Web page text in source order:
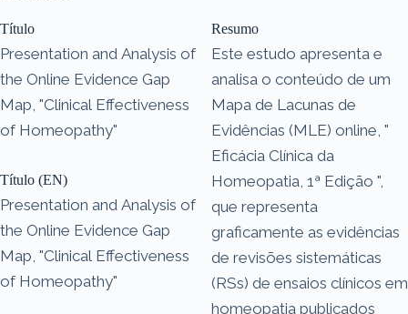
Título
Presentation and Analysis of
the Online Evidence Gap
Map, "Clinical Effectiveness
of Homeopathy"
Título (EN)
Presentation and Analysis of
the Online Evidence Gap
Map, "Clinical Effectiveness
of Homeopathy"
Resumo
Este estudo apresenta e
analisa o conteúdo de um
Mapa de Lacunas de
Evidências (MLE) online, "
Eficácia Clínica da
Homeopatia, 1ª Edição ",
que representa
graficamente as evidências
de revisões sistemáticas
(RSs) de ensaios clínicos em
homeopatia publicados